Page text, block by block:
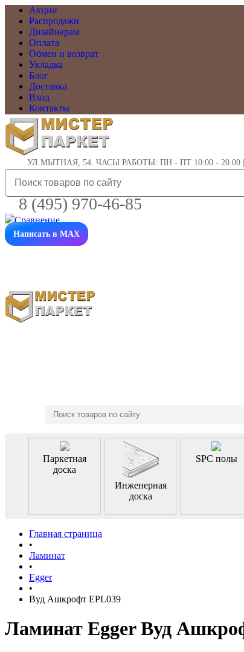
Акции
Распродажи
Дизайнерам
Оплата
Обмен и возврат
Укладка
Блог
Доставка
Вход
Контакты
УЛ.МЫТНАЯ, 54. ЧАСЫ РАБОТЫ: ПН - ПТ 10:00 - 20.00 |
8 (495) 970-46-85
Написать в MAX
Паркетная
доска
Инженерная
доска
SPC полы
Главная страница
•
Ламинат
•
Egger
•
Вуд Ашкрофт EPL039
Ламинат Egger Вуд